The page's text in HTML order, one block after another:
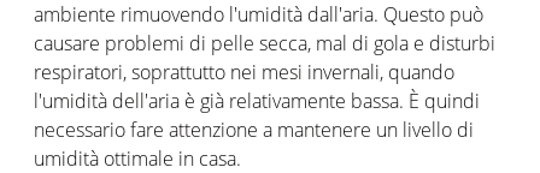
ambiente rimuovendo l'umidità dall'aria. Questo può
causare problemi di pelle secca, mal di gola e disturbi
respiratori, soprattutto nei mesi invernali, quando
l'umidità dell'aria è già relativamente bassa. È quindi
necessario fare attenzione a mantenere un livello di
umidità ottimale in casa.